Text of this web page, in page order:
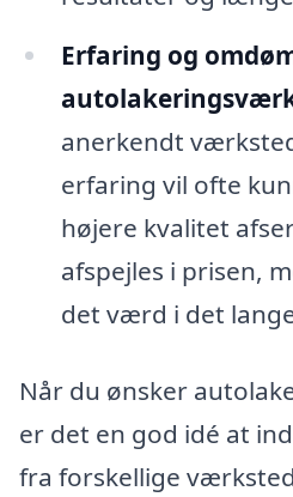
Erfaring og
anerkendt
erfaring vil ofte
højere kvalitet
afspejles i prisen,
det værd i det
Når du ønsker
er det en god idé at
fra forskellige